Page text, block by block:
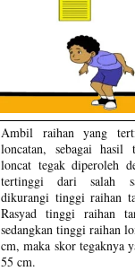
Ambil raihan yang
loncatan, sebagai
loncat tegak diperoleh
tertinggi dari salah
dikurangi tinggi raihan
Rasyad tinggi raihan
sedangkan tinggi raihan
cm, maka skor tegaknya
55 cm.